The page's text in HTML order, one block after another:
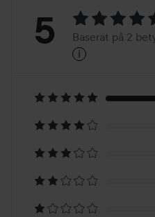
Betyg:
på
2
betyg
5 Baserat på 2
i